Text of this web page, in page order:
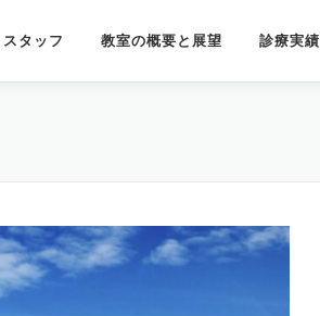
スタッフ 教室の概要と展望 診療実績